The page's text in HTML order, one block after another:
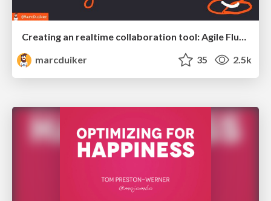
Creating an realtime collaboration tool: Agile Flush - .NET Oxford
marcduiker
35 2.5k